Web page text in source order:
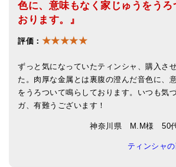
シンギングボウル講座
倍音呼吸法レッスン
カートを見る
商品一覧
アマナマナのシンギングボウル
チベット・シンギングボウル
色に、意味もなく家じゅうをうろ
おります。』
評価： ★★★★★
ずっと気になっていたティンシャ、購入さ
た。肉厚な金属とは裏腹の澄んだ音色に、
をうろついて鳴らしております。いつも気
ガ、有難うございます！
神奈川県 M.M様 50代
ティンシャ